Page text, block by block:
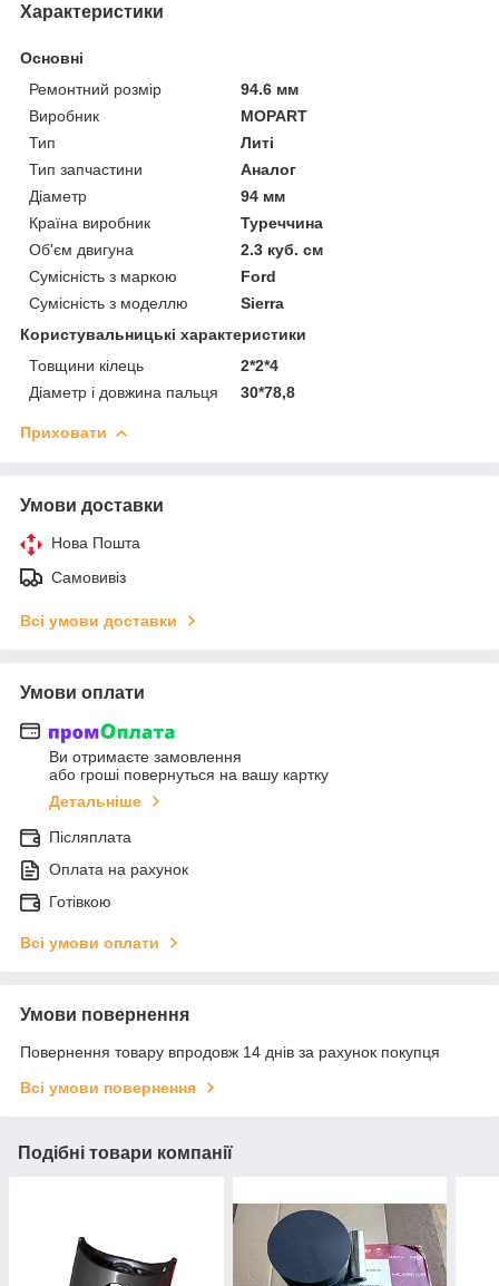
Характеристики
Основні
Ремонтний розмір
94.6 мм
Виробник
MOPART
Тип
Литі
Тип запчастини
Аналог
Діаметр
94 мм
Країна виробник
Туреччина
Об'єм двигуна
2.3 куб. см
Сумісність з маркою
Ford
Сумісність з моделлю
Sierra
Користувальницькі характеристики
Товщини кілець
2*2*4
Діаметр і довжина пальця
30*78,8
Приховати
Умови доставки
Нова Пошта
Самовивіз
Всі умови доставки
Умови оплати
Ви отримаєте замовлення
або гроші повернуться на вашу картку
Детальніше
Післяплата
Оплата на рахунок
Готівкою
Всі умови оплати
Умови повернення
Повернення товару впродовж 14 днів за рахунок покупця
Всі умови повернення
Подібні товари компанії